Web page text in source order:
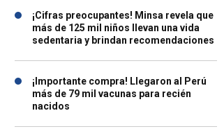
¡Cifras preocupantes! Minsa revela que
más de 125 mil niños llevan una vida
sedentaria y brindan recomendaciones
¡Importante compra! Llegaron al Perú
más de 79 mil vacunas para recién
nacidos